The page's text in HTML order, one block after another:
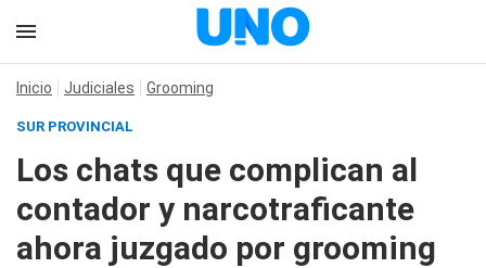
Inicio Judiciales Grooming
SUR PROVINCIAL
Los chats que complican al
contador y narcotraficante
ahora juzgado por grooming